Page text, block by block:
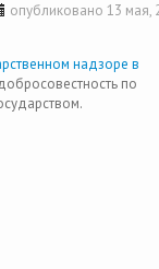
опубликовано 13 мая,
надзоре в
по